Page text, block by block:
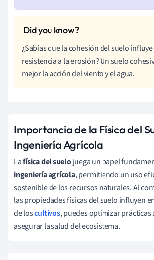
¿Sabías que la cohesión del suelo influye
resistencia a la erosión? Un suelo
mejor la acción del viento y el agua.
Importancia de la Física del
Ingeniería Agrícola
Lafísica del suelojuega un papel
ingeniería agrícola, permitiendo un uso
sostenible de los recursos naturales. Al
las propiedades físicas del suelo influyen
de loscultivos, puedes optimizar prácticas
asegurar la salud del ecosistema.